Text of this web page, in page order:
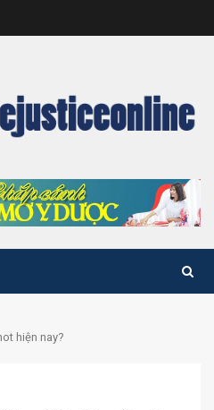
hiện nay?